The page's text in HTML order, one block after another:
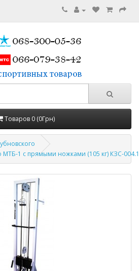
Товаров 0 (0Грн)
МТБ-1 с прямыми ножками (105 кг) КЗС-